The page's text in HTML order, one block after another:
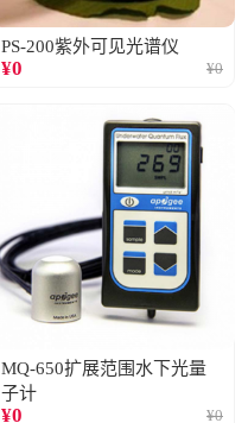
PS-200紫外可见光谱仪
¥0 ¥0
MQ-650扩展范围水下光量
子计
¥0 ¥0